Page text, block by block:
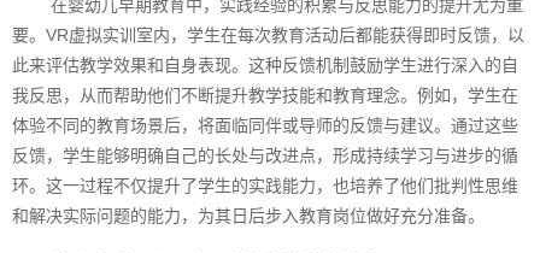
在婴幼儿早期教育中，实践经验的积累与反思能力的提升尤为重
要。VR虚拟实训室内，学生在每次教育活动后都能获得即时反馈，以
此来评估教学效果和自身表现。这种反馈机制鼓励学生进行深入的自
我反思，从而帮助他们不断提升教学技能和教育理念。例如，学生在
体验不同的教育场景后，将面临同伴或导师的反馈与建议。通过这些
反馈，学生能够明确自己的长处与改进点，形成持续学习与进步的循
环。这一过程不仅提升了学生的实践能力，也培养了他们批判性思维
和解决实际问题的能力，为其日后步入教育岗位做好充分准备。